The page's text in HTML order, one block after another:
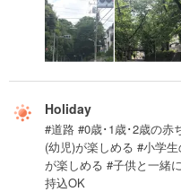
Holiday
#道路 #0歳･1歳･2歳の赤
(幼児)が楽しめる #小学
が楽しめる #子供と一緒
持込OK